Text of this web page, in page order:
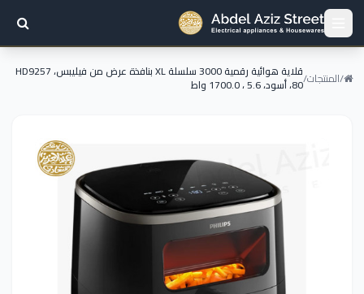
/المنتجات/ قلاية هوائية رقمية 3000 سلسلة XL بنافذة عرض من فيليبس، HD9257
80، أسود، 5.6 ، 1700.0 واط